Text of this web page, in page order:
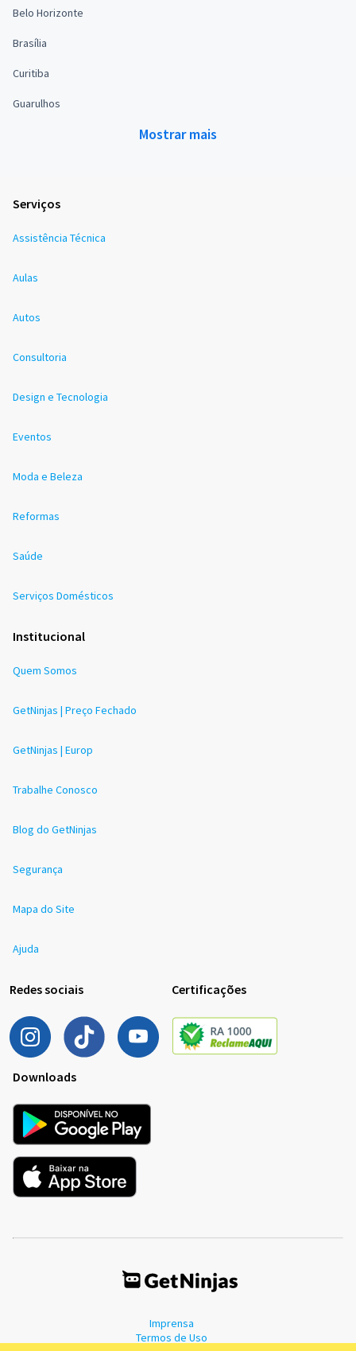
Belo Horizonte
Brasília
Curitiba
Guarulhos
Mostrar mais
Serviços
Assistência Técnica
Aulas
Autos
Consultoria
Design e Tecnologia
Eventos
Moda e Beleza
Reformas
Saúde
Serviços Domésticos
Institucional
Quem Somos
GetNinjas | Preço Fechado
GetNinjas | Europ
Trabalhe Conosco
Blog do GetNinjas
Segurança
Mapa do Site
Ajuda
Redes sociais Certificações
Downloads
Imprensa
Termos de Uso